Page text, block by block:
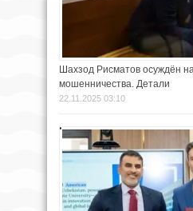
Шахзод Рисматов осуждён
мошенничества. Детали
22.11.2025 03:10